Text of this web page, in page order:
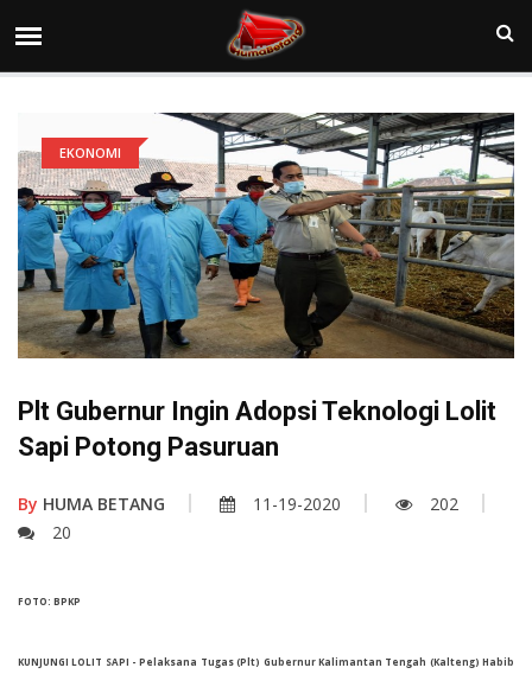
EKONOMI
Plt Gubernur Ingin Adopsi Teknologi Lolit
Sapi Potong Pasuruan
By HUMA BETANG 11-19-2020
202
20
FOTO: BPKP
KUNJUNGI LOLIT SAPI - Pelaksana Tugas (Plt) Gubernur Kalimantan Tengah (Kalteng) Habib